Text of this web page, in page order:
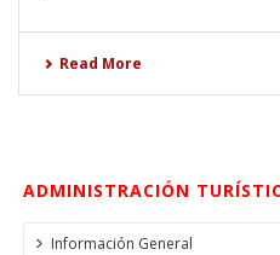
Read More
ADMINISTRACIÓN
Información General